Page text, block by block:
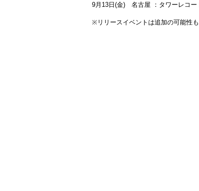
9月13日(金) 名古屋 ：タワーレコー
※リリースイベントは追加の可能性